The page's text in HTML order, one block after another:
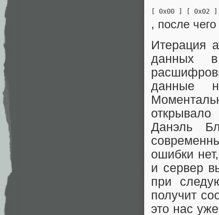
[ 0x00 ] [ 0x02 ]
, после
Итерация
данных в
данные
Данэль
ошибки
и сервер
при
получит
это нас